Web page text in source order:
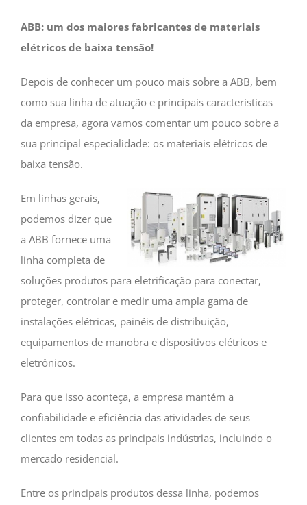
ABB: um dos maiores fabricantes de materiais
elétricos de baixa tensão!
Depois de conhecer um pouco mais sobre a ABB, bem
como sua linha de atuação e principais características
da empresa, agora vamos comentar um pouco sobre a
sua principal especialidade: os materiais elétricos de
baixa tensão.
Em linhas gerais,
podemos dizer que
a ABB fornece uma
linha completa de
soluções produtos para eletrificação para conectar,
proteger, controlar e medir uma ampla gama de
instalações elétricas, painéis de distribuição,
equipamentos de manobra e dispositivos elétricos e
eletrônicos.
Para que isso aconteça, a empresa mantém a
confiabilidade e eficiência das atividades de seus
clientes em todas as principais indústrias, incluindo o
mercado residencial.
Entre os principais produtos dessa linha, podemos